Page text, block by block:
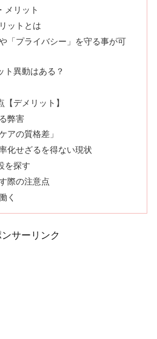
メリット
ットとは
「プライバシー」を守る事が可
ト異動はある？
デメリット】
弊害
アの質格差」
化せざるを得ない現状
を探す
際の注意点
く
ンサーリンク